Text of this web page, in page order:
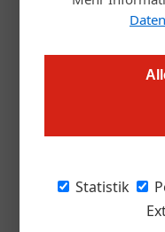
Statistik
Auch unter
Urlaubsradar in der